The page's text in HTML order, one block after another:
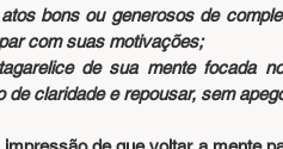
bons ou generosos de
com suas motivações;
de sua mente focada
de claridade e repousar, sem